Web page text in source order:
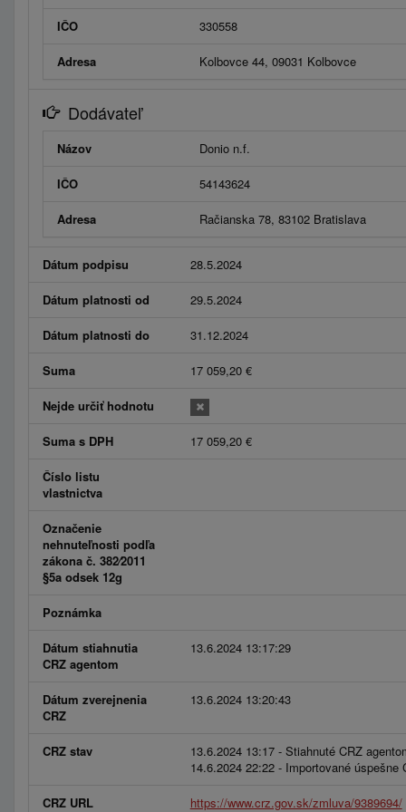
IČO 330558
Adresa Kolbovce 44, 09031 Kolbovce
Dodávateľ
Názov Donio n.f.
IČO 54143624
Adresa Račianska 78, 83102 Bratislava
Dátum podpisu 28.5.2024
Dátum platnosti od 29.5.2024
Dátum platnosti do 31.12.2024
Suma 17 059,20 €
Nejde určiť hodnotu
Suma s DPH 17 059,20 €
Číslo listu
vlastnictva
Označenie
nehnuteľnosti podľa
zákona č. 382⁄2011
§5a odsek 12g
Poznámka
Dátum stiahnutia
CRZ agentom
13.6.2024 13:17:29
Dátum zverejnenia
CRZ
13.6.2024 13:20:43
CRZ stav
13.6.2024 13:17 - Stiahnuté CRZ
14.6.2024 22:22 - Importované úspešne
CRZ URL https://www.crz.gov.sk/zmluva/9389694/